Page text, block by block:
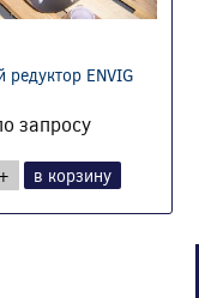
ENVIG
запросу
+ в корзину